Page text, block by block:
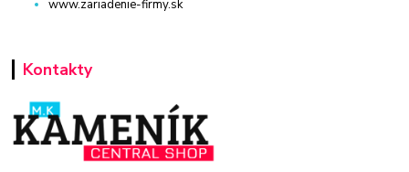
www.zariadenie-firmy.sk
Kontakty